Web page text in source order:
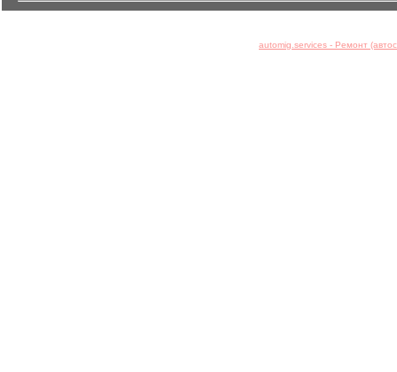
automig.services - Ремонт